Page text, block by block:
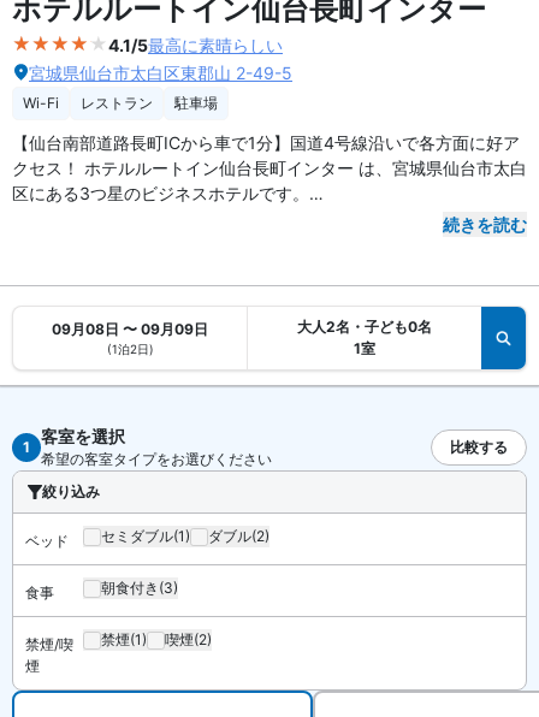
ホテルルートイン仙台長町インター
4.1/5最高に素晴らしい
宮城県仙台市太白区東郡山 2-49-5
Wi-Fi レストラン 駐車場
【仙台南部道路長町ICから車で1分】国道4号線沿いで各方面に好ア
クセス！ ホテルルートイン仙台長町インター は、宮城県仙台市太白
区にある3つ星のビジネスホテルです。
駅」から車で約7分。仙台空港から車で約30分で到着します。
仙台南部道路「長町IC」は車で約1分、東北自動車道「仙台南IC」は
車で約20分。あすと長町は車で10分、楽天Koboスタジアム宮城は
【駐車場】有料
【スパ・風呂・温泉】
人の湯」があります。
【お食事、レストラン】
【朝食は6時30分～】 朝食はビュッフェ形式です（無料）。
館内にはレストラン、共用エリアのコーヒー・ティーサービスがあ
ります。
続きを読む
09月08日 〜 09月09日
(1泊2日)
大人2名・子ども0名
1室
1
客室を選択
希望の客室タイプをお選びください
比較する
絞り込み
ベッド セミダブル(1) ダブル(2)
食事 朝食付き (3)
禁煙/喫
煙
禁煙(1) 喫煙(2)